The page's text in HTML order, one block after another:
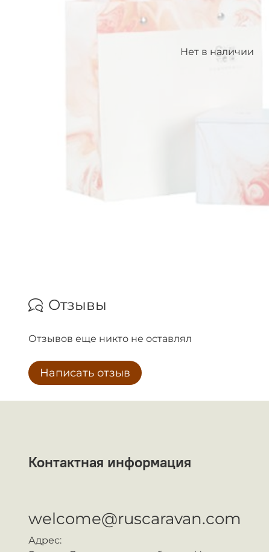
Нет в наличии
Отзывы
Отзывов еще никто не оставлял
Написать отзыв
Контактная информация
welcome@ruscaravan.com
Адрес: